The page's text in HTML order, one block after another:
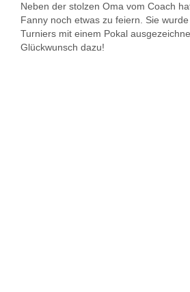
Neben der stolzen Oma vom Coach
Fanny noch etwas zu feiern. Sie
Turniers mit einem Pokal
Glückwunsch dazu!